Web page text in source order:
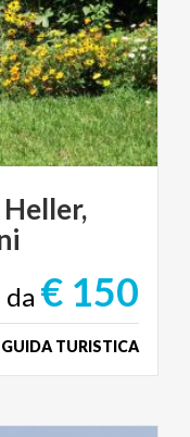
Heller,
da € 150
TURISTICA